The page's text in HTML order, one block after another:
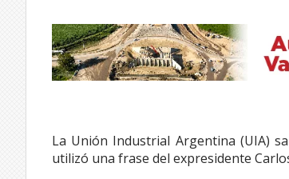
La Unión Industrial Argentina (UIA)
utilizó una frase del expresidente